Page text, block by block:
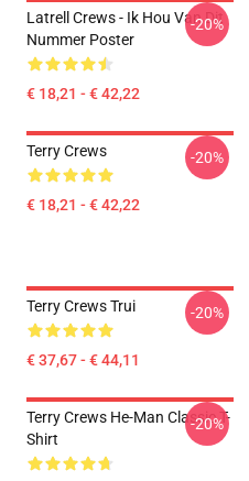
Latrell Crews - Ik Hou Van Dit
Nummer Poster
€ 18,21 - € 42,22
-20%
Terry Crews
€ 18,21 - € 42,22
-20%
Terry Crews Trui
€ 37,67 - € 44,11
-20%
Terry Crews He-Man Classic T-
Shirt
-20%